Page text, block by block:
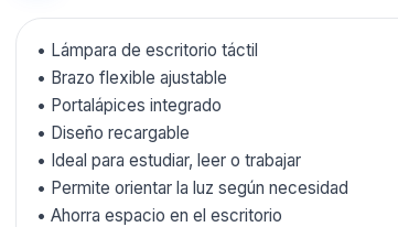
• Lámpara de escritorio táctil
• Brazo flexible ajustable
• Portalápices integrado
• Diseño recargable
• Ideal para estudiar, leer o trabajar
• Permite orientar la luz según necesidad
• Ahorra espacio en el escritorio